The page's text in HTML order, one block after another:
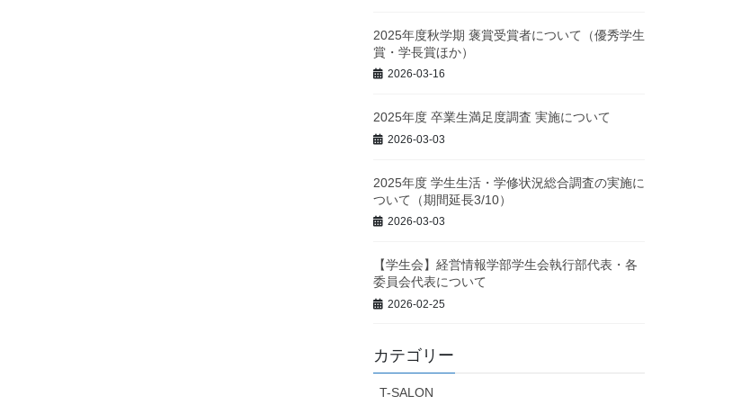
2025年度秋学期 褒賞受賞者について（優秀学生
賞・学長賞ほか）
2026-03-16
2025年度 卒業生満足度調査 実施について
2026-03-03
2025年度 学生生活・学修状況総合調査の実施に
ついて（期間延長3/10）
2026-03-03
【学生会】経営情報学部学生会執行部代表・各
委員会代表について
2026-02-25
カテゴリー
T-SALON